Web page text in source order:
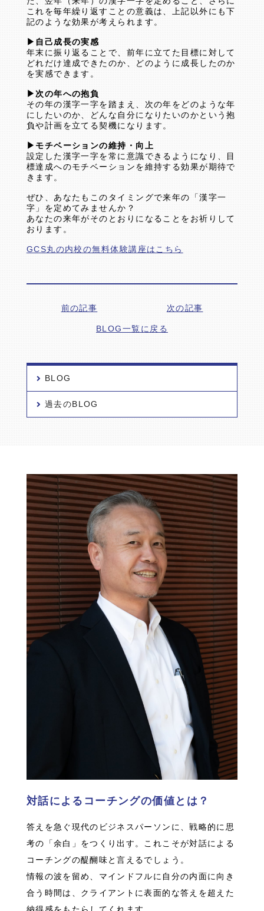
これを毎年繰り返すことの意義は、上記以外にも下
記のような効果が考えられます。
▶自己成長の実感
年末に振り返ることで、前年に立てた目標に対して
どれだけ達成できたのか、どのように成長したのか
を実感できます。
▶次の年への抱負
その年の漢字一字を踏まえ、次の年をどのような年
にしたいのか、どんな自分になりたいのかという抱
負や計画を立てる契機になります。
▶モチベーションの維持・向上
設定した漢字一字を常に意識できるようになり、目
標達成へのモチベーションを維持する効果が期待で
きます。
ぜひ、あなたもこのタイミングで来年の「漢字一
字」を定めてみませんか？
あなたの来年がそのとおりになることをお祈りして
おります。
GCS丸の内校の無料体験講座はこちら
前の記事 次の記事
BLOG一覧に戻る
BLOG
過去のBLOG
対話によるコーチングの価値とは？
答えを急ぐ現代のビジネスパーソンに、戦略的に思
考の「余白」をつくり出す。これこそが対話による
コーチングの醍醐味と言えるでしょう。
情報の波を留め、マインドフルに自分の内面に向き
合う時間は、クライアントに表面的な答えを超えた